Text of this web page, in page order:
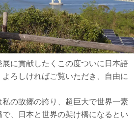
展に貢献したくこの度ついに日本語
ろしければご覧いただき、自由に
の故郷の誇り、超巨大で世界一素
、日本と世界の架け橋になるとい